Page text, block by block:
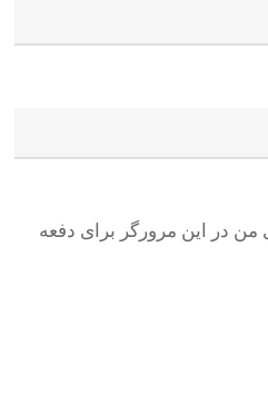
در این مرورگر برای دفعه